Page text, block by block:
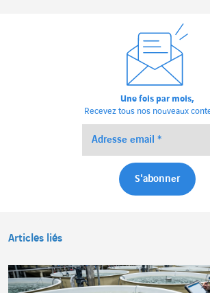
Une fois par mois,
Recevez tous nos nouveaux
Articles liés